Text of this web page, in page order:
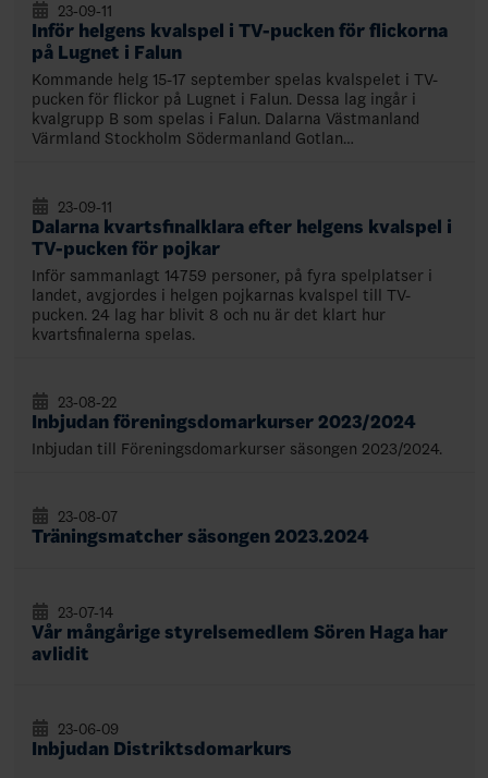
Inför helgens kvalspel i TV-pucken för flickorna
på Lugnet i Falun
23-09-11
Kommande helg 15-17 september spelas kvalspelet i TV-
pucken för flickor på Lugnet i Falun. Dessa lag ingår i
kvalgrupp B som spelas i Falun. Dalarna Västmanland
Värmland Stockholm Södermanland Gotlan…
Dalarna kvartsfinalklara efter helgens kvalspel i
TV-pucken för pojkar
23-09-11
Inför sammanlagt 14759 personer, på fyra spelplatser i
landet, avgjordes i helgen pojkarnas kvalspel till TV-
pucken. 24 lag har blivit 8 och nu är det klart hur
kvartsfinalerna spelas.
Inbjudan föreningsdomarkurser 2023/2024
23-08-22
Inbjudan till Föreningsdomarkurser säsongen 2023/2024.
Träningsmatcher säsongen 2023.2024
23-08-07
Vår mångårige styrelsemedlem Sören Haga har
avlidit
23-07-14
Inbjudan Distriktsdomarkurs
23-06-09